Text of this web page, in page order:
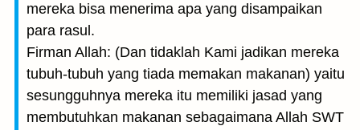
mereka bisa menerima apa yang disampaikan
para rasul.
Firman Allah: (Dan tidaklah Kami jadikan mereka
tubuh-tubuh yang tiada memakan makanan) yaitu
sesungguhnya mereka itu memiliki jasad yang
membutuhkan makanan sebagaimana Allah SWT